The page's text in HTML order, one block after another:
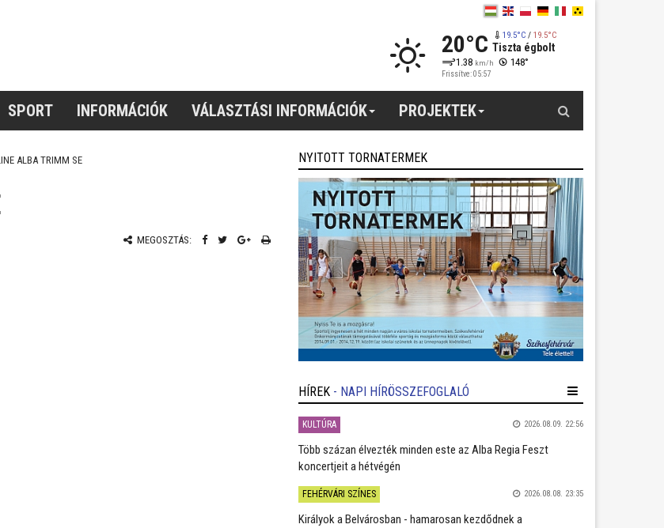
20°C 19.5°C/ 19.5°C
Tiszta égbolt
1.38 km/h 148°
Frissítve: 05:57
SPORT INFORMÁCIÓK VÁLASZTÁSI INFORMÁCIÓK PROJEKTEK
ALBA TRIMM SE
MEGOSZTÁS:
NYITOTT TORNATERMEK
HÍREK - NAPI HÍRÖSSZEFOGLALÓ
KULTÚRA 2026.08.09. 22:56
Több százan élvezték minden este az Alba Regia Feszt
koncertjeit a hétvégén
FEHÉRVÁRI SZÍNES 2026.08.08. 23:35
Királyok a Belvárosban - hamarosan kezdődnek a